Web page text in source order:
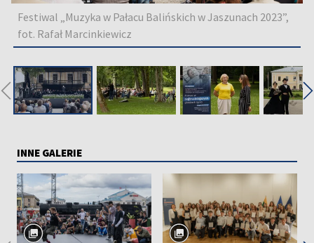
Festiwal „Muzyka w Pałacu Balińskich w Jaszunach 2023”,
fot. Rafał Marcinkiewicz
◀ ▶
INNE GALERIE